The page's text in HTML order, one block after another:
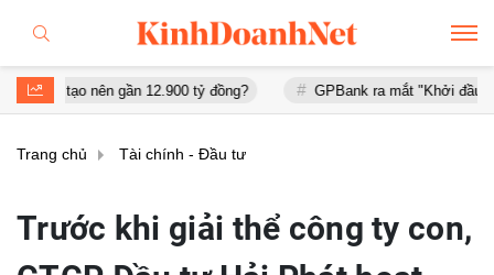
gần 12.900 tỷ đồng? GPBank ra mắt "Khởi đầu an cư", đồng
Trang chủ Tài chính - Đầu tư
Trước khi giải thể công ty con,